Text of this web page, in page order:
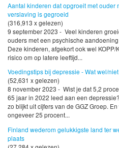
Aantal kinderen dat opgroeit met ouder
verslaving is gegroeid
(316,913 x gelezen)
9 september 2023 - Veel kinderen
ouders met een psychische
Deze kinderen, afgekort ook wel
risico om op latere leeftijd...
Voedingstips bij depressie - Wat wel/
(52,631 x gelezen)
8 november 2023 - Wist je dat 5,2
65 jaar in 2022 leed aan een
zo blijkt uit cijfers van de GGZ Groep.
ongeveer 25 procent...
Finland wederom gelukkigste land ter
plaats